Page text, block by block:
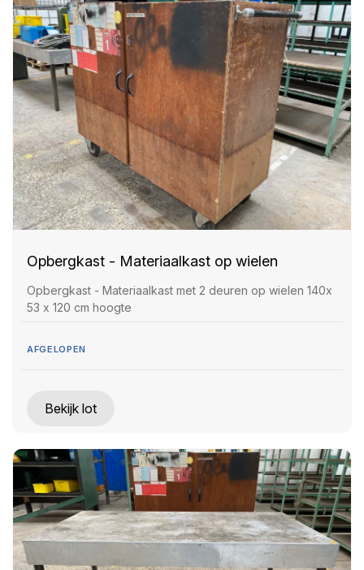
Opbergkast - Materiaalkast op wielen
Opbergkast - Materiaalkast met 2 deuren op wielen 140x
53 x 120 cm hoogte
AFGELOPEN
Bekijk lot